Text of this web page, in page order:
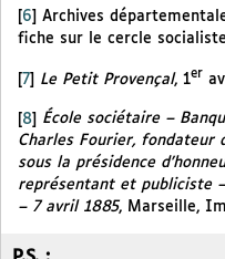
6
Archives
fiche sur le cercle
[7] Le Petit Provençal, 1er
[8] École sociétaire –
Charles Fourier, fondateur
sous la présidence
représentant et publiciste
– 7 avril 1885, Marseille,